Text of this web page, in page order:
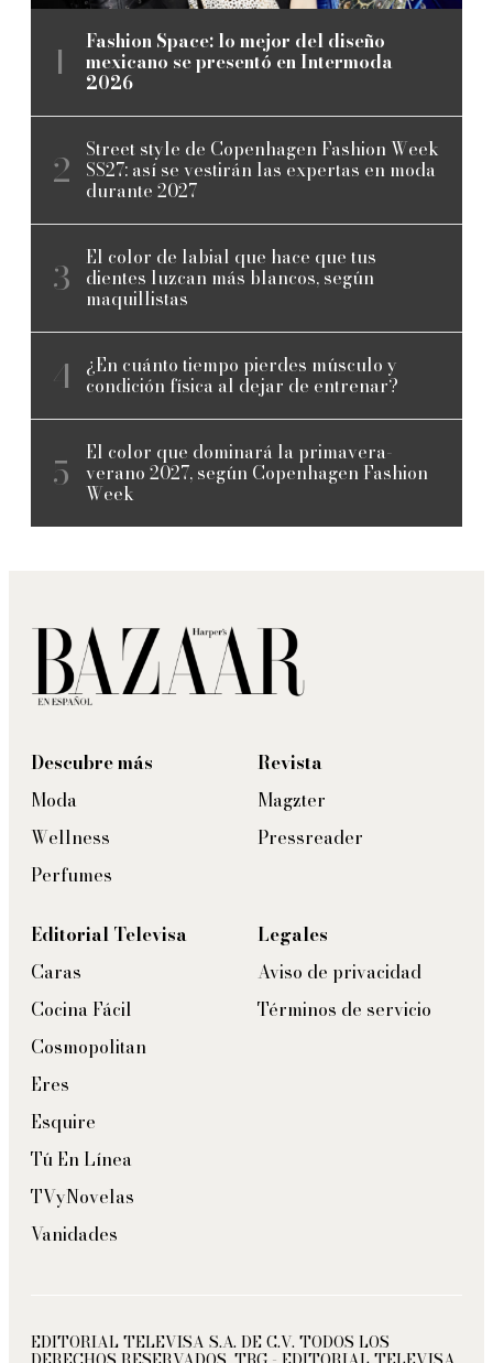
Fashion Space: lo mejor del diseño
mexicano se presentó en Intermoda
2026
Street style de Copenhagen Fashion Week
SS27: así se vestirán las expertas en moda
durante 2027
El color de labial que hace que tus
dientes luzcan más blancos, según
maquillistas
¿En cuánto tiempo pierdes músculo y
condición física al dejar de entrenar?
El color que dominará la primavera-
verano 2027, según Copenhagen Fashion
Week
Descubre más
Moda
Wellness
Perfumes
Revista
Magzter
Pressreader
Editorial Televisa
Caras
Cocina Fácil
Cosmopolitan
Eres
Esquire
Tú En Línea
TVyNovelas
Vanidades
Legales
Aviso de privacidad
Términos de servicio
EDITORIAL TELEVISA S.A. DE C.V. TODOS LOS